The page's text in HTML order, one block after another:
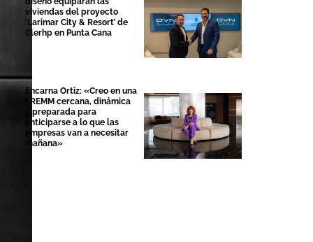
viviendas del proyecto
‘Larimar City & Resort’ de
Clerhp en Punta Cana
Encarna Ortiz: «Creo en una
FREMM cercana, dinámica
y preparada para
anticiparse a lo que las
empresas van a necesitar
mañana»